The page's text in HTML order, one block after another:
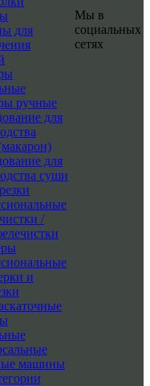
для
ручные
для
для
суши
/
и
машины
Мы в
социальных
сетях